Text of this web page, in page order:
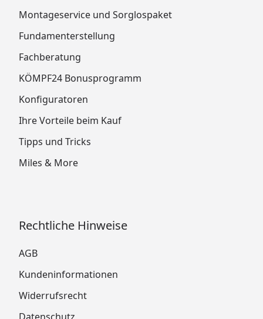
Montageservice und Sorglospaket
Fundamenterstellung
Fachberatung
KÖMPF24 Bonusprogramm
Konfiguratoren
Ihre Vorteile beim Kauf
Tipps und Tricks
Miles & More
Rechtliche Hinweise
AGB
Kundeninformationen
Widerrufsrecht